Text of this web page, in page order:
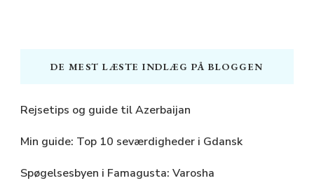
DE MEST LÆSTE INDLÆG PÅ BLOGGEN
Rejsetips og guide til Azerbaijan
Min guide: Top 10 seværdigheder i Gdansk
Spøgelsesbyen i Famagusta: Varosha